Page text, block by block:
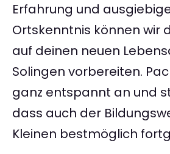
Erfahrung und
Ortskenntnis können wir
auf deinen neuen
Solingen vorbereiten.
ganz entspannt an und
dass auch der
Kleinen bestmöglich